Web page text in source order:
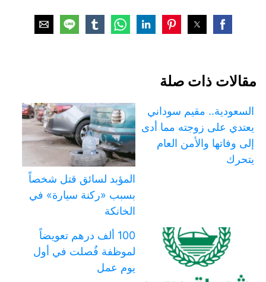
مقالات ذات صلة
السعودية.. مقيم سوداني
يعتدي على زوجته مما أدى
إلى وفاتها والأمن العام
يتحرك
المؤبد لسائق قتل شخصاً
بسبب «ركنة سيارة» في
الخانكة
100 ألف درهم تعويضاً
لموظفة فُصلت في أول
يوم عمل